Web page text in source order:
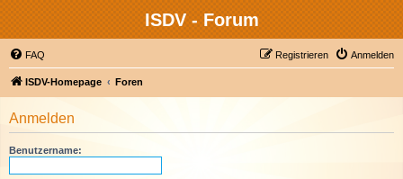
ISDV - Forum
FAQ Anmelden
Registrieren
ISDV-Homepage Foren
Anmelden
Benutzername: